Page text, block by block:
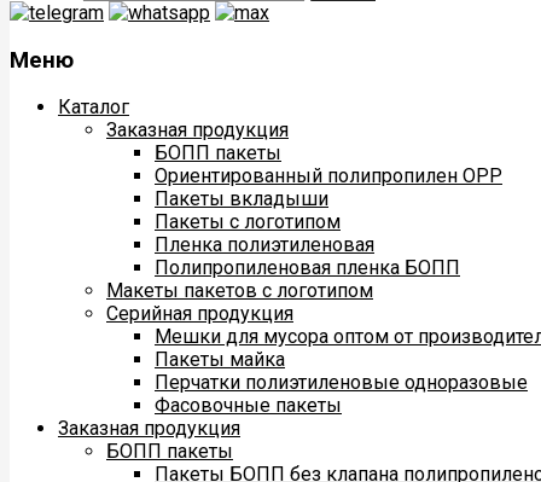
Меню
Каталог
Заказная продукция
БОПП пакеты
Ориентированный полипропилен ОРР
Пакеты вкладыши
Пакеты с логотипом
Пленка полиэтиленовая
Полипропиленовая пленка БОПП
Макеты пакетов с логотипом
Серийная продукция
Мешки для мусора оптом от
Пакеты майка
Перчатки полиэтиленовые одноразовые
Фасовочные пакеты
Заказная продукция
БОПП пакеты
Пакеты БОПП без клапана